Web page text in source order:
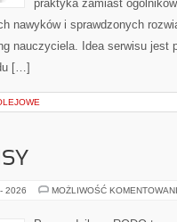
praktyka zamiast
nawyków i sprawdzonych
nauczyciela. Idea serwisu jest
[…]
2026 MOŻLIWOŚĆ